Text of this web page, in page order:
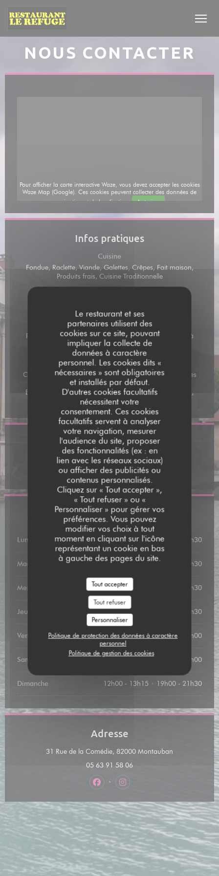
Le restaurant et ses
partenaires utilisent des
cookies sur ce site, pouvant
impliquer la collecte de
données à caractère
personnel. Les cookies dits «
nécessaires » sont obligatoires
et installés par défaut.
D'autres cookies facultatifs
nécessitent votre
consentement. Ces cookies
facultatifs servent à analyser
votre navigation, mesurer
l'audience du site, proposer
des fonctionnalités (ex : en
lien avec les réseaux sociaux)
ou afficher des publicités ou
contenus personnalisés.
Cliquez sur « Tout accepter »,
« Tout refuser » ou «
Personnaliser » pour gérer vos
préférences. Vous pouvez
modifier vos choix à tout
moment en cliquant sur l'icône
représentant un cookie en bas
à gauche des pages du site.
Tout accepter
Tout refuser
Personnaliser
Politique de protection des données à caractère
personnel
Politique de gestion des cookies
NOUS CONTACTER
Pour afficher la carte interactive Waze, vous devez accepter les cookies
Waze Map (Google). Ces cookies peuvent collecter des données de
navigation et de localisation.
Autoriser
Infos pratiques
Cuisine
Fondue, Raclette, Viande, Galettes, Crêpes, Fait maison,
Produits frais, Cuisine Traditionnelle
Services
Plats à emporter sur commande, Accès aux personnes à
mobilité réduite, Privatisation, Terrasse, Wifi
Moyens de paiement
Chèques vacances digitaux, Amex, Paiement mobile, Titres
restaurant, Ticket Restaurant, Paiement Sans Contact,
Eurocard/Mastercard, Espèces, Visa, Chèques Vacances,
American Express, Carte Bleue
Accès
Parking
Rue de la Mandoune conseillé
Horaires
Lundi 12h00 - 13h00 • 19h00 - 21h30
Mardi 19h00 - 21h30
Mercredi 19h00 - 21h30
Jeudi 19h00 - 21h30
Vendredi 12h00 - 13h00 • 19h00 - 22h00
Samedi 12h00 - 13h15 19h00 - 22h00
Dimanche 12h00 - 13h15 • 19h00 - 21h30
Adresse
31 Rue de la Comédie, 82000 Montauban ((ouvre une
05 63 91 58 06
Facebook ((ouvre une nouvelle
Instagram ((ouvre une